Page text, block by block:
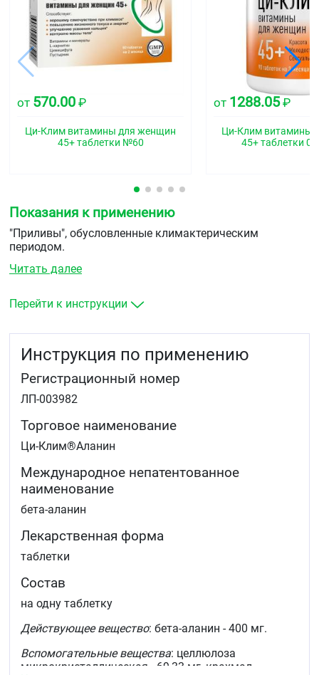
от 570.00 ₽
Ци-Клим витамины для женщин
45+ таблетки №60
от 1288.05₽
Ци-Клим витамины
45+ таблетки
Показания к применению
"Приливы", обусловленные климактерическим
периодом.
Читать далее
Перейти к инструкции
Инструкция по применению
Регистрационный номер
ЛП-003982
Торговое наименование
Ци-Клим®Аланин
Международное непатентованное
наименование
бета-аланин
Лекарственная форма
таблетки
Состав
на одну таблетку
Действующее вещество: бета-аланин - 400 мг.
Вспомогательные вещества: целлюлоза
микрокристаллическая - 69,33 мг, крахмал